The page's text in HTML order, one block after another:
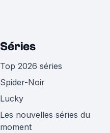
Séries
Top 2026 séries
Spider-Noir
Lucky
Les nouvelles séries du
moment